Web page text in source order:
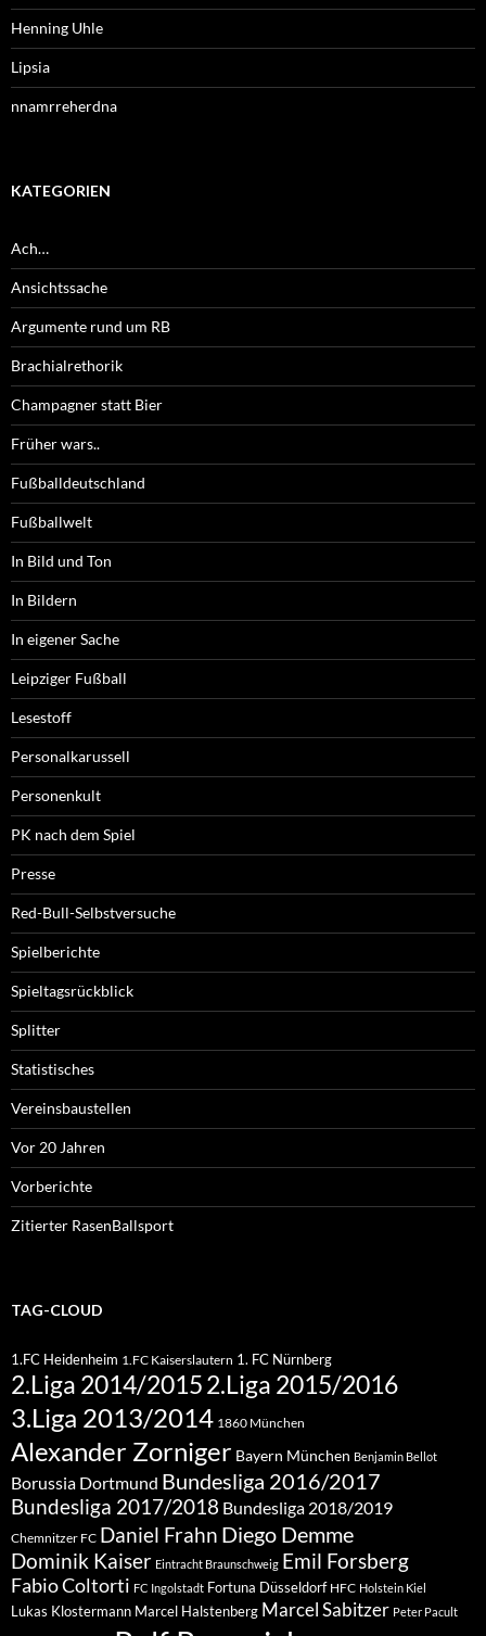
Henning Uhle
Lipsia
nnamrreherdna
KATEGORIEN
Ach…
Ansichtssache
Argumente rund um RB
Brachialrethorik
Champagner statt Bier
Früher wars..
Fußballdeutschland
Fußballwelt
In Bild und Ton
In Bildern
In eigener Sache
Leipziger Fußball
Lesestoff
Personalkarussell
Personenkult
PK nach dem Spiel
Presse
Red-Bull-Selbstversuche
Spielberichte
Spieltagsrückblick
Splitter
Statistisches
Vereinsbaustellen
Vor 20 Jahren
Vorberichte
Zitierter RasenBallsport
TAG-CLOUD
1.FC Heidenheim 1.FC Kaiserslautern 1. FC Nürnberg
2.Liga 2014/20152.Liga 2015/2016
3.Liga 2013/2014 1860 München
Alexander Zorniger Bayern München Benjamin Bellot
Borussia Dortmund Bundesliga 2016/2017
Bundesliga 2017/2018 Bundesliga 2018/2019
Chemnitzer FC Daniel Frahn Diego Demme
Dominik Kaiser Eintracht Braunschweig Emil Forsberg
Fabio Coltorti FC Ingolstadt Fortuna Düsseldorf HFC Holstein Kiel
Lukas Klostermann Marcel Halstenberg Marcel Sabitzer Peter Pacult